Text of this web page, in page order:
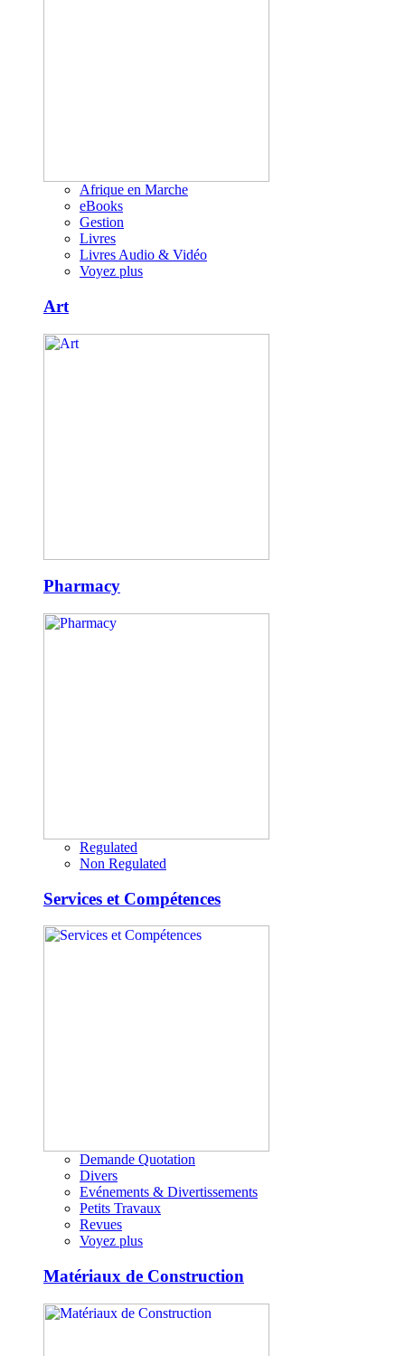
Afrique en Marche
eBooks
Gestion
Livres
Livres Audio & Vidéo
Voyez plus
Art
Pharmacy
Regulated
Non Regulated
Services et Compétences
Demande Quotation
Divers
Evénements & Divertissements
Petits Travaux
Revues
Voyez plus
Matériaux de Construction